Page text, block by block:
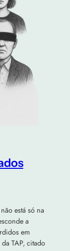
está só na
a
em
TAP, citado